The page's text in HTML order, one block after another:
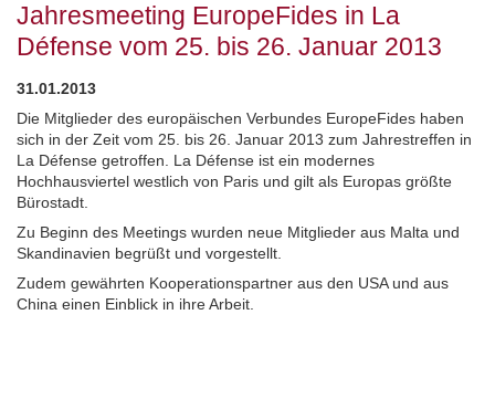
Jahresmeeting EuropeFides in La
Défense vom 25. bis 26. Januar 2013
31.01.2013
Die Mitglieder des europäischen Verbundes EuropeFides haben
sich in der Zeit vom 25. bis 26. Januar 2013 zum Jahrestreffen in
La Défense getroffen. La Défense ist ein modernes
Hochhausviertel westlich von Paris und gilt als Europas größte
Bürostadt.
Zu Beginn des Meetings wurden neue Mitglieder aus Malta und
Skandinavien begrüßt und vorgestellt.
Zudem gewährten Kooperationspartner aus den USA und aus
China einen Einblick in ihre Arbeit.